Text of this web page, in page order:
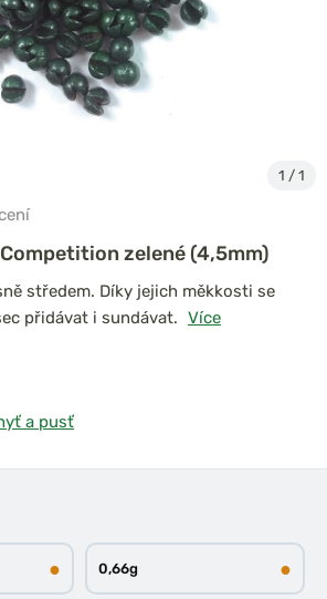
1 / 1
zelené (4,5mm)
středem. Díky jejich měkkosti se
přidávat i sundávat. Více
a pusť
● 0,66g ●